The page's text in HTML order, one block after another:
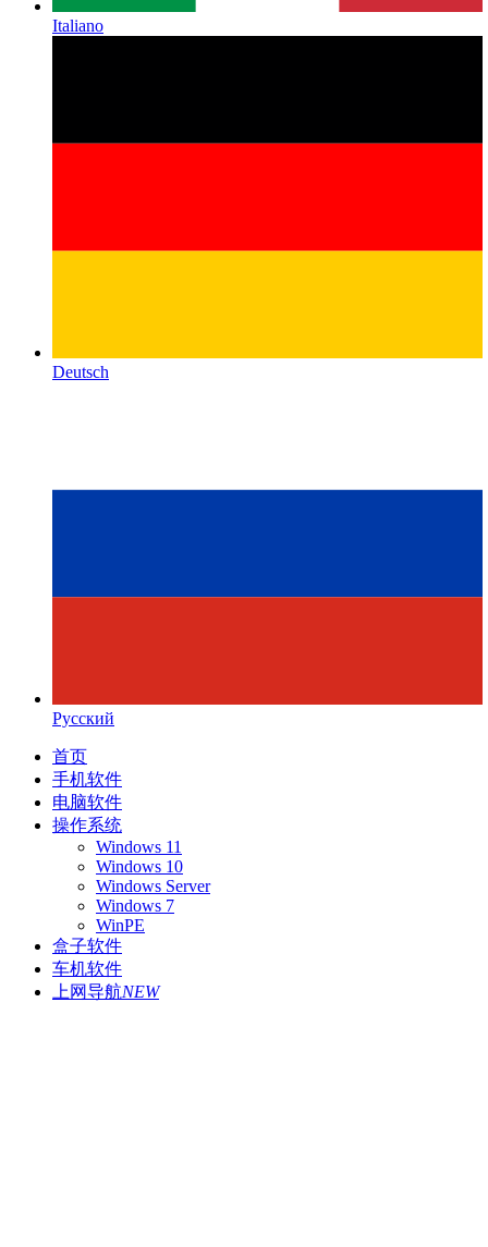
Italiano
Deutsch
Русский
首页
手机软件
电脑软件
操作系统
Windows 11
Windows 10
Windows Server
Windows 7
WinPE
盒子软件
车机软件
上网导航NEW